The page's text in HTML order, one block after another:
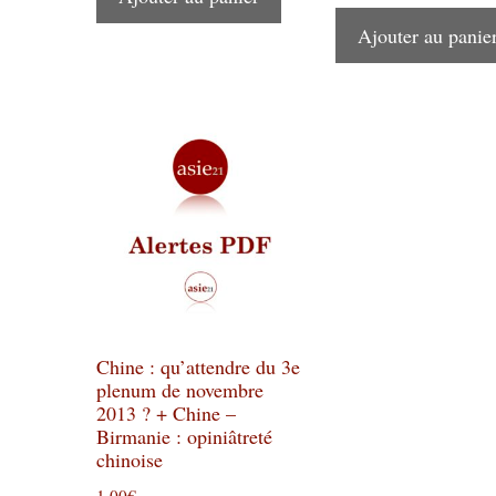
Ajouter au
Chine : qu’attendre du 3e
plenum de novembre
2013 ? + Chine –
Birmanie : opiniâtreté
chinoise